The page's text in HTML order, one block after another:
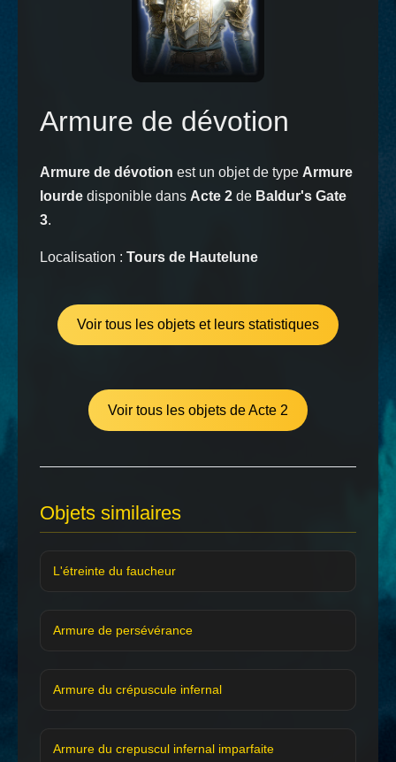
Armure de dévotion
Armure de dévotion est un objet de type Armure
lourde disponible dans Acte 2 de Baldur's Gate
3.
Localisation : Tours de Hautelune
Voir tous les objets et leurs statistiques
Voir tous les objets de Acte 2
Objets similaires
L'étreinte du faucheur
Armure de persévérance
Armure du crépuscule infernal
Armure du crepuscul infernal imparfaite